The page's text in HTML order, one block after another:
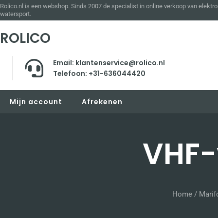
Rolico.nl is een webshop. Sinds 2007 de specialist in online verkoop van
watersport.
ROLICO
Email: klantenservice@rolico.nl
Telefoon: +31-636044420
Mijn account Afrekenen
Home /